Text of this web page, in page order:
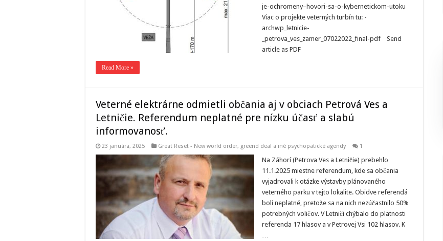
je-ochromeny–hovori-sa-o-kybernetickom-utoku
Viac o projekte veterných turbín tu: -
archwp_letnicie-
_petrova_ves_zamer_07022022_final-pdf Send
article as PDF
Read More »
Veterné elektrárne odmietli občania aj v obciach Petrová Ves a
Letničie. Referendum neplatné pre nízku účasť a slabú
informovanosť.
23 januára, 2025 Great Reset - New world order, greend deal a iné psychopatické agendy 1
Na Záhorí (Petrova Ves a Letničie) prebehlo
11.1.2025 miestne referendum, kde sa občania
vyjadrovali k otázke výstavby plánovaného
veterného parku v tejto lokalite. Obidve referendá
boli neplatné, pretože sa na nich nezúčastnilo 50%
potrebných voličov. V Letniči chýbalo do platnosti
referenda 17 hlasov a v Petrovej Vsi 102 hlasov. K
…